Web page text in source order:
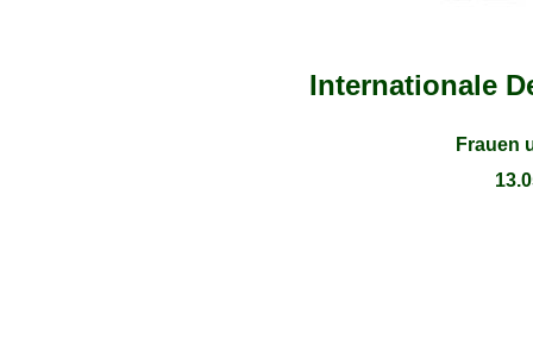
Internationale
Frauen